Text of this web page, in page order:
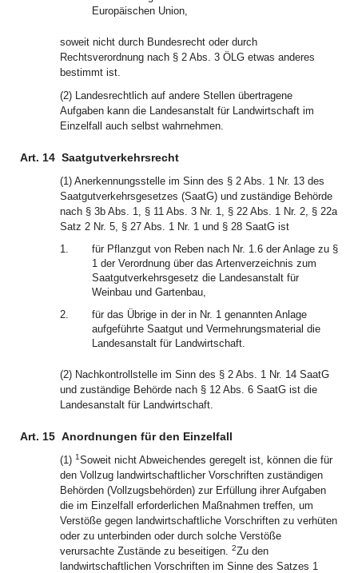
Europäischen Union,
soweit nicht durch Bundesrecht oder durch
Rechtsverordnung nach § 2 Abs. 3 ÖLG etwas anderes
bestimmt ist.
(2) Landesrechtlich auf andere Stellen übertragene
Aufgaben kann die Landesanstalt für Landwirtschaft im
Einzelfall auch selbst wahrnehmen.
Art. 14 Saatgutverkehrsrecht
(1) Anerkennungsstelle im Sinn des § 2 Abs. 1 Nr. 13 des
Saatgutverkehrsgesetzes (SaatG) und zuständige Behörde
nach § 3b Abs. 1, § 11 Abs. 3 Nr. 1, § 22 Abs. 1 Nr. 2, § 22a
Satz 2 Nr. 5, § 27 Abs. 1 Nr. 1 und § 28 SaatG ist
1.
für Pflanzgut von Reben nach Nr. 1.6 der Anlage zu §
1 der Verordnung über das Artenverzeichnis zum
Saatgutverkehrsgesetz die Landesanstalt für
Weinbau und Gartenbau,
2.
für das Übrige in der in Nr. 1 genannten Anlage
aufgeführte Saatgut und Vermehrungsmaterial die
Landesanstalt für Landwirtschaft.
(2) Nachkontrollstelle im Sinn des § 2 Abs. 1 Nr. 14 SaatG
und zuständige Behörde nach § 12 Abs. 6 SaatG ist die
Landesanstalt für Landwirtschaft.
Art. 15 Anordnungen für den Einzelfall
(1) 1Soweit nicht Abweichendes geregelt ist, können die für
den Vollzug landwirtschaftlicher Vorschriften zuständigen
Behörden (Vollzugsbehörden) zur Erfüllung ihrer Aufgaben
die im Einzelfall erforderlichen Maßnahmen treffen, um
Verstöße gegen landwirtschaftliche Vorschriften zu verhüten
oder zu unterbinden oder durch solche Verstöße
verursachte Zustände zu beseitigen. 2Zu den
landwirtschaftlichen Vorschriften im Sinne des Satzes 1